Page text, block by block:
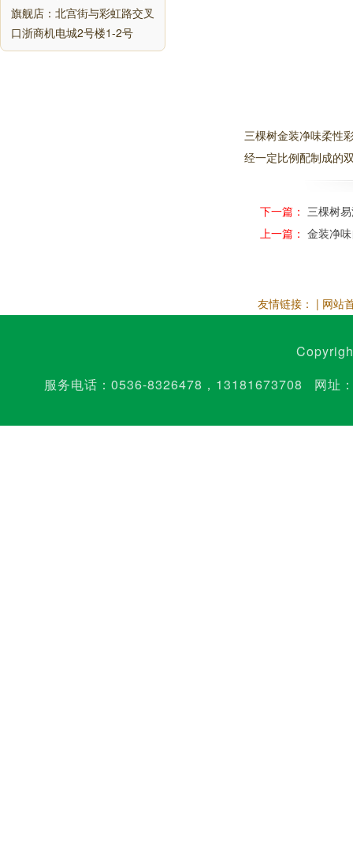
旗舰店：北宫街与彩虹路交叉
口浙商机电城2号楼1-2号
三棵树金装净味柔性
经一定比例配制成的
下一篇： 三棵树
上一篇： 金装净
友情链接： | 网站
服务电话： 0536-8326478 ， 13181673708 网址